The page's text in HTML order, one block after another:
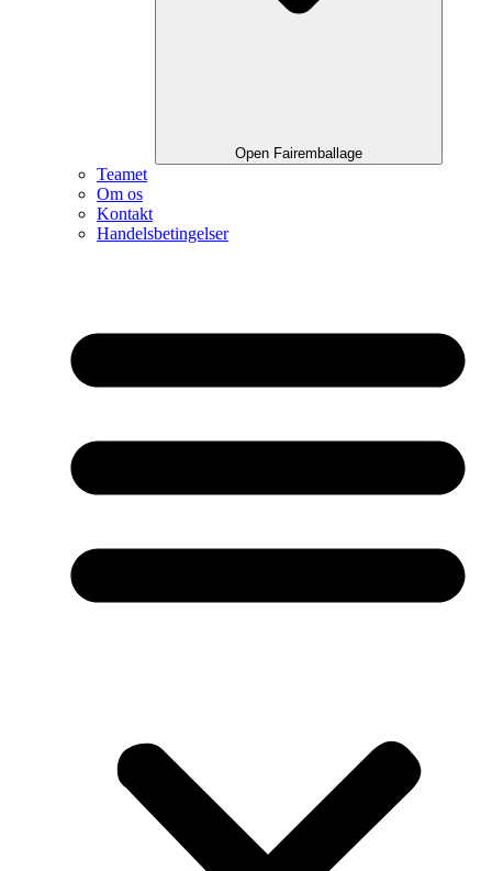
Open Fairemballage
Teamet
Om os
Kontakt
Handelsbetingelser